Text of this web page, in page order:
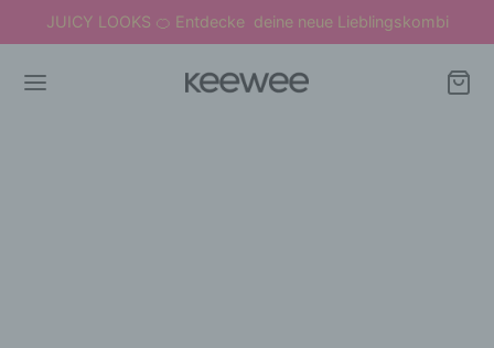
JUICY LOOKS 🍊 Entdecke deine neue Lieblingskombi